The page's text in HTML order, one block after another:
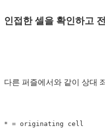
인접한 셀을 확인하고
다른 퍼즐에서와 같이 상대
* = originating cell